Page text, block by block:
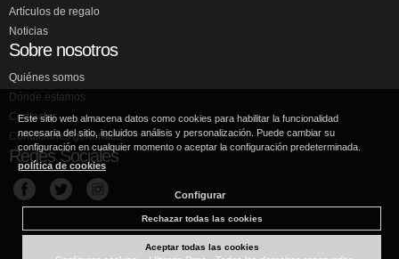
Artículos de regalo
Noticias
Sobre nosotros
Quiénes somos
Dónde estamos
Contactar
Condiciones generales
Redes Sociales
Este sitio web almacena datos como cookies para habilitar la funcionalidad
necesaria del sitio, incluidos análisis y personalización. Puede cambiar su
configuración en cualquier momento o aceptar la configuración predeterminada.
política de cookies
Configurar
Rechazar todas las cookies
Aceptar todas las cookies